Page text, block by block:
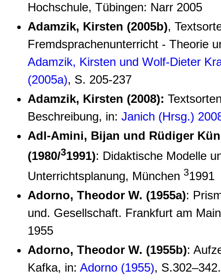
Hochschule, Tübingen: Narr 2005
Adamzik, Kirsten (2005b),
Fremdsprachenunterricht - Theorie
Adamzik, Kirsten und Wolf-Dieter
(2005a), S. 205-237
Adamzik, Kirsten (2008):
Beschreibung, in: Janich (Hrsg.)
Adl-Amini, Bijan und Rüdiger
(1980/31991): Didaktische Modelle
Unterrichtsplanung, München 31991
Adorno, Theodor W. (1955a):
und. Gesellschaft. Frankfurt am
1955
Adorno, Theodor W. (1955b):
Kafka, in: Adorno (1955), S.302–342.